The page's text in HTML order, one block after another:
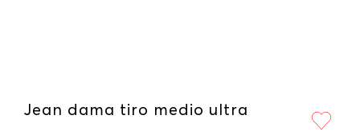
Jean dama tiro medio ultra